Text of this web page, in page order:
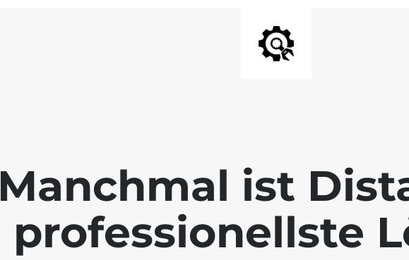
Manchmal ist
professionellste